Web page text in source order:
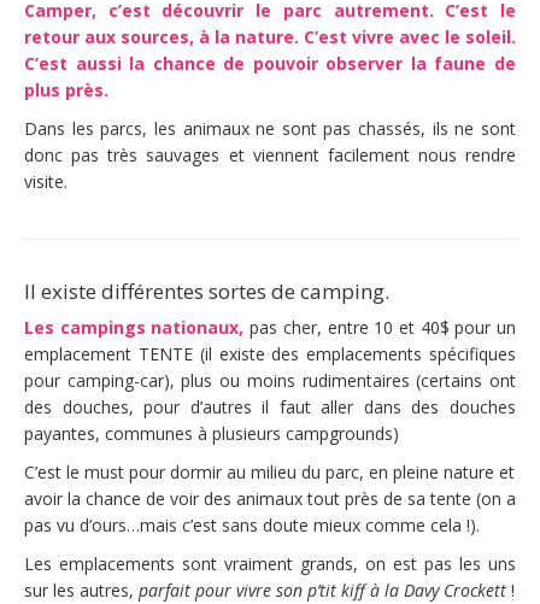
Camper, c’est découvrir le parc autrement. C’est le
retour aux sources, à la nature. C’est vivre avec le soleil.
C’est aussi la chance de pouvoir observer la faune de
plus près.
Dans les parcs, les animaux ne sont pas chassés, ils ne sont
donc pas très sauvages et viennent facilement nous rendre
visite.
Il existe différentes sortes de camping.
Les campings nationaux, pas cher, entre 10 et 40$ pour un
emplacement TENTE (il existe des emplacements spécifiques
pour camping-car), plus ou moins rudimentaires (certains ont
des douches, pour d’autres il faut aller dans des douches
payantes, communes à plusieurs campgrounds)
C’est le must pour dormir au milieu du parc, en pleine nature et
avoir la chance de voir des animaux tout près de sa tente (on a
pas vu d’ours…mais c’est sans doute mieux comme cela !).
Les emplacements sont vraiment grands, on est pas les uns
sur les autres, parfait pour vivre son p’tit kiff à la Davy Crockett !